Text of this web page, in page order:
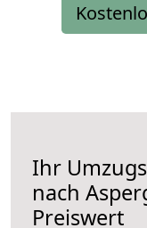
Ihr
nach
Preiswert